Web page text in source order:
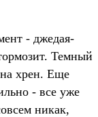
- джедая-
Темный
хрен. Еще
- все уже
никак,